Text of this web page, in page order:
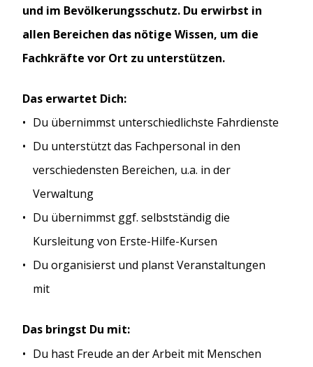
und im Bevölkerungsschutz. Du erwirbst in
allen Bereichen das nötige Wissen, um die
Fachkräfte vor Ort zu unterstützen.
Das erwartet Dich:
Du übernimmst unterschiedlichste Fahrdienste
Du unterstützt das Fachpersonal in den
verschiedensten Bereichen, u.a. in der
Verwaltung
Du übernimmst ggf. selbstständig die
Kursleitung von Erste-Hilfe-Kursen
Du organisierst und planst Veranstaltungen
mit
Das bringst Du mit:
Du hast Freude an der Arbeit mit Menschen